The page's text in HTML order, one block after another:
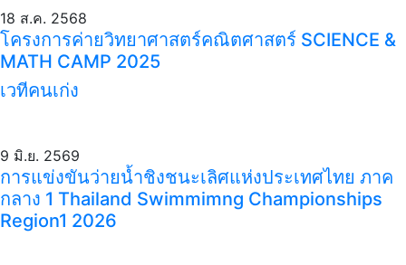
18 ส.ค. 2568
โครงการค่ายวิทยาศาสตร์คณิตศาสตร์ SCIENCE &
MATH CAMP 2025
เวทีคนเก่ง
9 มิ.ย. 2569
การแข่งขันว่ายน้ำชิงชนะเลิศแห่งประเทศไทย ภาค
กลาง 1 Thailand Swimmimng Championships
Region1 2026